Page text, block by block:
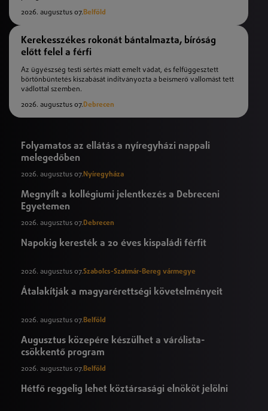
2026. augusztus 07.Belföld
Kerekesszékes rokonát bántalmazta, bíróság
előtt felel a férfi
Az ügyészség testi sértés miatt emelt vádat, és felfüggesztett
börtönbüntetés kiszabását indítványozta a beismerő vallomást tett
vádlottal szemben.
2026. augusztus 07.Debrecen
Folyamatos az ellátás a nyíregyházi nappali
melegedőben
2026. augusztus 07. Nyíregyháza
Megnyílt a kollégiumi jelentkezés a Debreceni
Egyetemen
2026. augusztus 07.Debrecen
Napokig keresték a 20 éves kispaládi férfit
2026. augusztus 07.Szabolcs-Szatmár-Bereg vármegye
Átalakítják a magyarérettségi követelményeit
2026. augusztus 07.Belföld
Augusztus közepére készülhet a várólista-
csökkentő program
2026. augusztus 07.Belföld
Hétfő reggelig lehet köztársasági elnököt jelölni